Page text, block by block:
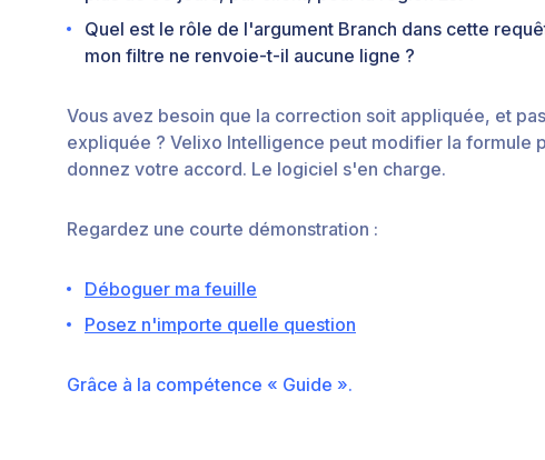
Quel est le rôle de l'argument Branch dans cette
mon filtre ne renvoie-t-il aucune ligne ?
Vous avez besoin que la correction soit appliquée, et
expliquée ? Velixo Intelligence peut modifier la formule
donnez votre accord. Le logiciel s'en charge.
Regardez une courte démonstration :
Déboguer ma feuille
Posez n'importe quelle question
Grâce à la compétence « Guide ».